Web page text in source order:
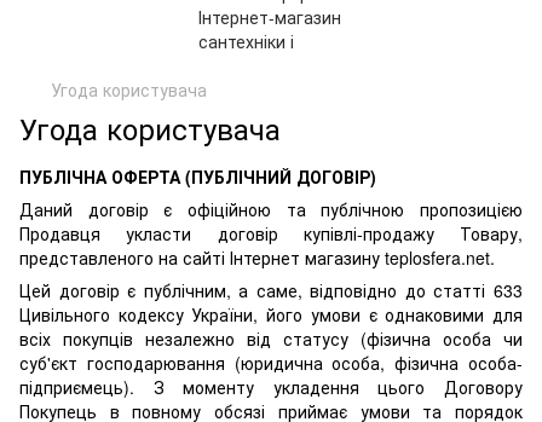
Угода користувача
Угода користувача
ПУБЛІЧНА ОФЕРТА (ПУБЛІЧНИЙ ДОГОВІР)
Даний договір є офіційною та публічною пропозицією
Продавця укласти договір купівлі-продажу Товару,
представленого на сайті Інтернет магазину teplosfera.net.
Цей договір є публічним, а саме, відповідно до статті 633
Цивільного кодексу України, його умови є однаковими для
всіх покупців незалежно від статусу (фізична особа чи
суб'єкт господарювання (юридична особа, фізична особа-
підприємець). З моменту укладення цього Договору
Покупець в повному обсязі приймає умови та порядок